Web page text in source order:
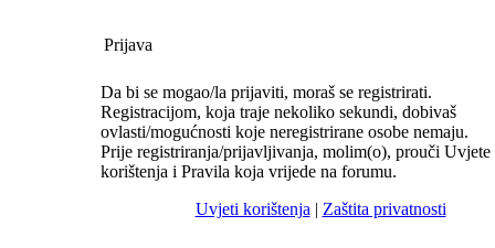
Prijava
Da bi se mogao/la prijaviti, moraš se registrirati.
Registracijom, koja traje nekoliko sekundi, dobivaš
ovlasti/mogućnosti koje neregistrirane osobe nemaju.
Prije registriranja/prijavljivanja, molim(o), prouči Uvjete
korištenja i Pravila koja vrijede na forumu.
Uvjeti korištenja | Zaštita privatnosti